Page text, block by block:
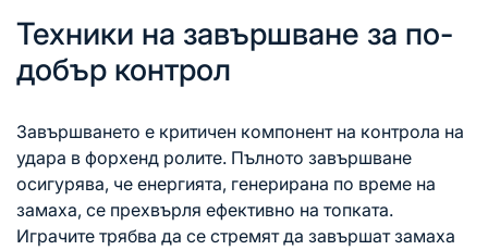
Техники на завършване за по-
добър контрол
Завършването е критичен компонент на контрола на
удара в форхенд ролите. Пълното завършване
осигурява, че енергията, генерирана по време на
замаха, се прехвърля ефективно на топката.
Играчите трябва да се стремят да завършат замаха